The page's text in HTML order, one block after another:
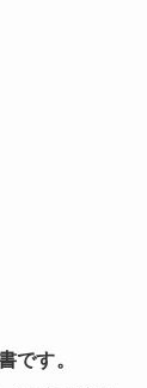
です。